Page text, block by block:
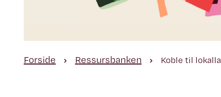
Forside Ressursbanken Koble til